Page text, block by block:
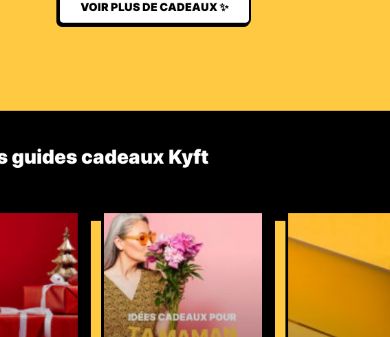
VOIR PLUS DE CADEAUX ✨
guides cadeaux Kyft​